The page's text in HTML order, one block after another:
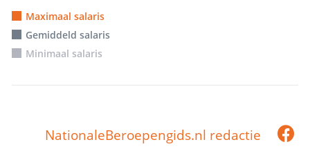
Maximaal salaris
Gemiddeld salaris
Minimaal salaris
NationaleBeroepengids.nl redactie